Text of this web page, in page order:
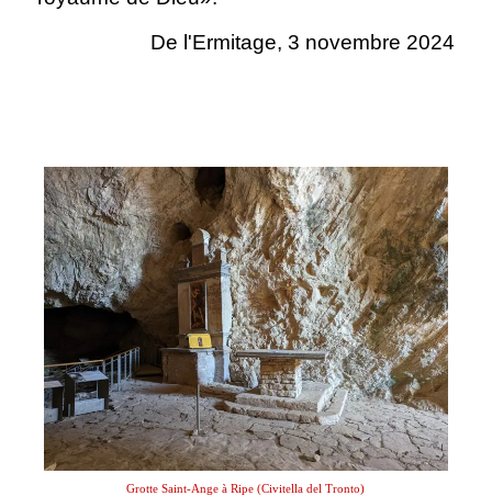
De l'Ermitage, 3 novembre 2024
Grotte Saint-Ange à Ripe (Civitella del Tronto)